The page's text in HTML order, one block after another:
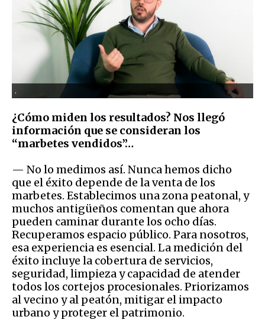
.
¿Cómo miden los resultados? Nos llegó
información que se consideran los
“marbetes vendidos”…
— No lo medimos así. Nunca hemos dicho
que el éxito depende de la venta de los
marbetes. Establecimos una zona peatonal, y
muchos antigüeños comentan que ahora
pueden caminar durante los ocho días.
Recuperamos espacio público. Para nosotros,
esa experiencia es esencial. La medición del
éxito incluye la cobertura de servicios,
seguridad, limpieza y capacidad de atender
todos los cortejos procesionales. Priorizamos
al vecino y al peatón, mitigar el impacto
urbano y proteger el patrimonio.